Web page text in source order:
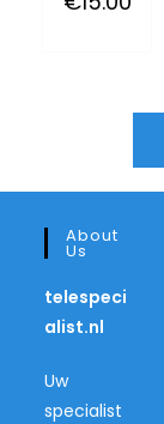
About
Us
telespeci
alist.nl
Uw
specialist